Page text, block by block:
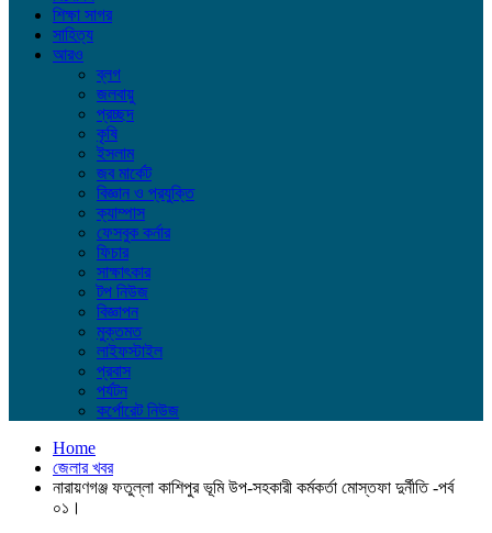
শিক্ষা সাগর
সাহিত্য
আরও
ব্লগ
জলবায়ু
প্রচ্ছদ
কৃষি
ইসলাম
জব মার্কেট
বিজ্ঞান ও প্রযুক্তি
ক্যাম্পাস
ফেসবুক কর্নার
ফিচার
সাক্ষাৎকার
টপ নিউজ
বিজ্ঞাপন
মুক্তমত
লাইফস্টাইল
প্রবাস
পর্যটন
কর্পোরেট নিউজ
Home
জেলার খবর
নারায়ণগঞ্জ ফতুল্লা কাশিপুর ভূমি উপ-সহকারী কর্মকর্তা মোস্তফা দুর্নীতি -পর্ব
০১।